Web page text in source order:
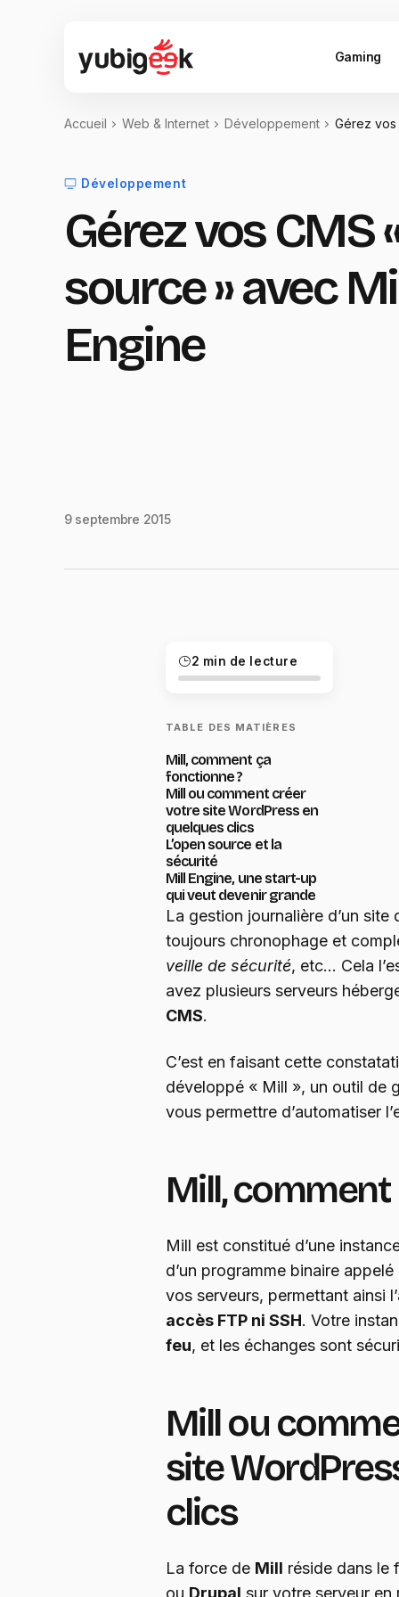
Gaming
Accueil Web & Internet Développement Gérez vos
Développement
Gérez vos CMS
source » avec
Engine
9 septembre 2015
2 min de lecture
TABLE DES MATIÈRES
Mill, comment ça
fonctionne ?
Mill ou comment créer
votre site WordPress en
quelques clics
L’open source et la
sécurité
Mill Engine, une start-up
qui veut devenir grande
La gestion journalière d’un
toujours chronophage et
veille de sécurité, etc… Cela
avez plusieurs serveurs
CMS.
C’est en faisant cette
développé « Mill », un outil de
vous permettre d’automatiser
Mill,
Mill est constitué d’une
d’un programme binaire
vos serveurs, permettant ainsi
accès FTP ni SSH. Votre
feu, et les échanges sont
Mill ou
site
clics
La force de Mill réside dans le
ou Drupal sur votre serveur